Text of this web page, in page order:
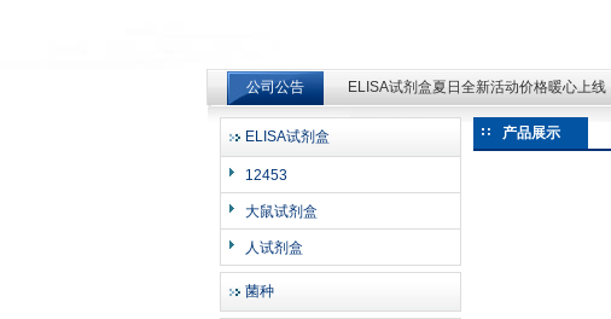
上海邦景实业有限公司
公司公告 ELISA试剂盒夏日全新活动价格暖心上线
ELISA试剂盒夏日全新活动价格暖心上线
ELISA试剂盒
12453
大鼠试剂盒
人试剂盒
菌种
产品展示